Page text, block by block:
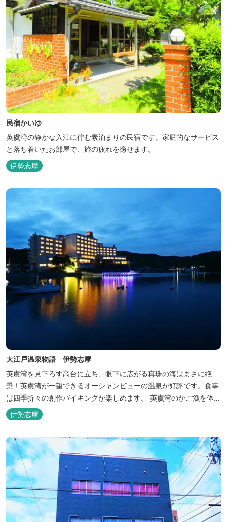
民宿かいゆ
英虞湾の静かな入江に佇む素泊まりの民宿です。家庭的なサービス
と落ち着いたお部屋で、旅の疲れを癒せます。
伊勢志摩
大江戸温泉物語 伊勢志摩
英虞湾を見下ろす高台に立ち、眼下に広がる真珠の海はまさに絶
景！英虞湾が一望できるオーシャンビューの温泉が好評です。食事
は四季折々の創作バイキングが楽しめます。 英虞湾のかご漁を体験
できるクルーズ船は毎日運行しており、漁で獲れた魚を食べること
もできます。
伊勢志摩